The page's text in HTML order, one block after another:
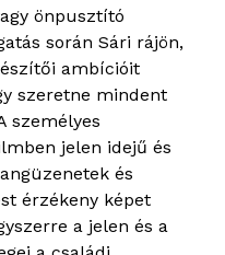
önpusztító
során Sári rájön,
ambícióit
szeretne mindent
személyes
jelen idejű és
és
érzékeny képet
a jelen és a